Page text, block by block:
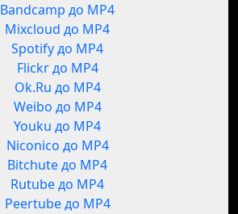
Bandcamp до MP4
Mixcloud до MP4
Spotify до MP4
Flickr до MP4
Ok.Ru до MP4
Weibo до MP4
Youku до MP4
Niconico до MP4
Bitchute до MP4
Rutube до MP4
Peertube до MP4